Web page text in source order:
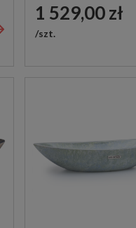
BASIC CZERWONA
1 529,00 zł
szt.